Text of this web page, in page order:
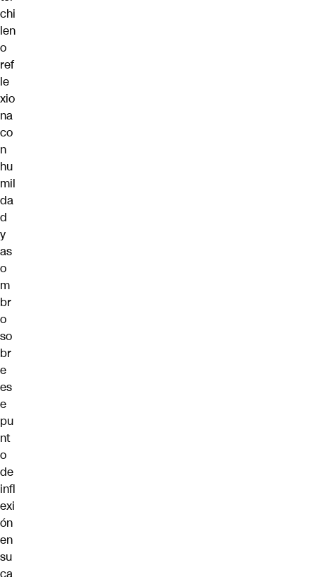
chi
len
o
ref
le
xio
na
co
n
hu
mil
da
d
y
as
o
m
br
o
so
br
e
es
e
pu
nt
o
de
infl
exi
ón
en
su
ca